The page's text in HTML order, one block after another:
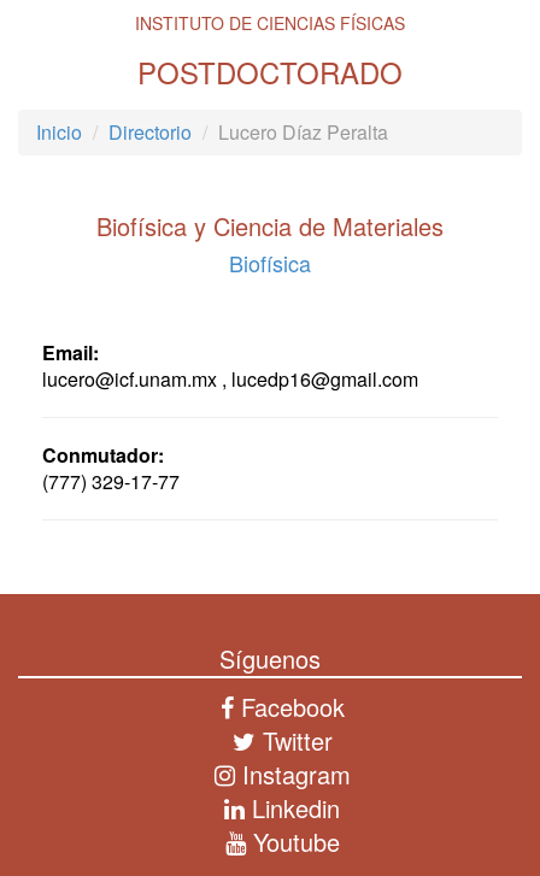
INSTITUTO DE CIENCIAS FÍSICAS
POSTDOCTORADO
Inicio Directorio Lucero Díaz Peralta
Biofísica y Ciencia de Materiales
Biofísica
Email:
lucero@icf.unam.mx , lucedp16@gmail.com
Conmutador:
(777) 329-17-77
Síguenos
Facebook
Twitter
Instagram
Linkedin
Youtube